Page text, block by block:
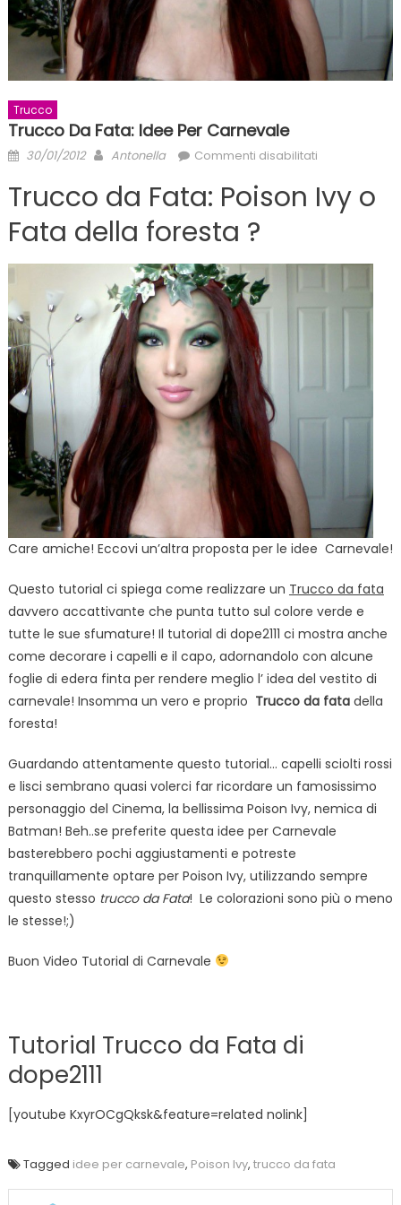
Trucco
Trucco Da Fata: Idee Per Carnevale
Posted
30/01/2012 Author
Antonella Commenti disabilitatisu
da
Fata:
Trucco da Fata: Poison Ivy o
Fata della foresta ?
Care amiche! Eccovi un’altra proposta per le idee Carnevale!
Questo tutorial ci spiega come realizzare un Trucco da fata
davvero accattivante che punta tutto sul colore verde e
tutte le sue sfumature! Il tutorial di dope2111 ci mostra anche
come decorare i capelli e il capo, adornandolo con alcune
foglie di edera finta per rendere meglio l’ idea del vestito di
carnevale! Insomma un vero e proprio Trucco da fatadella
foresta!
Guardando attentamente questo tutorial… capelli sciolti rossi
e lisci sembrano quasi volerci far ricordare un famosissimo
personaggio del Cinema, la bellissima Poison Ivy, nemica di
Batman! Beh..se preferite questa idee per Carnevale
basterebbero pochi aggiustamenti e potreste
tranquillamente optare per Poison Ivy, utilizzando sempre
questo stesso trucco da Fata! Le colorazioni sono più o meno
le stesse!;)
Buon Video Tutorial di Carnevale
Tutorial Trucco da Fata di
dope2111
[youtube KxyrOCgQksk&feature=related nolink]
Tagged idee per carnevale, Poison Ivy, trucco da fata